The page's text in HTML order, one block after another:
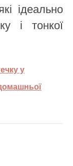
ідеально
і тонкої
у